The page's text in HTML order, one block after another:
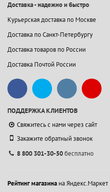
Доставка - надежно и быстро
Курьерская доставка по Москве
Доставка по Санкт-Петербургу
Доставка товаров по России
Доставка Почтой России
ПОДДЕРЖКА КЛИЕНТОВ
Свяжитесь с нами через сайт
Закажите обратный звонок
8 800 301-30-50бесплатно
Рейтинг магазина на Яндекс.Маркет